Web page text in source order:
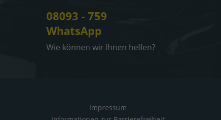
08093 - 759
WhatsApp
Wie können wir Ihnen helfen?
Impressum